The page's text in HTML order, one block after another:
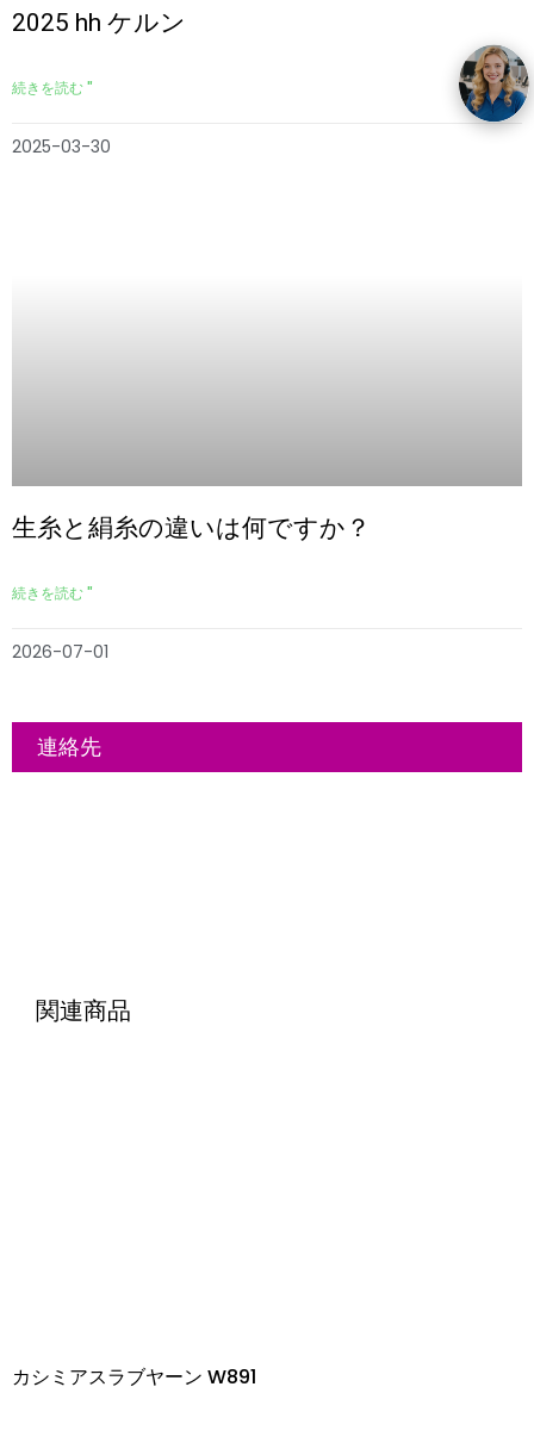
2025 hh ケルン
続きを読む "
2025-03-30
生糸と絹糸の違いは何ですか？
続きを読む "
2026-07-01
連絡先
関連商品
カシミアスラブヤーン W891